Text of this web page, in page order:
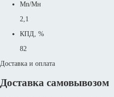
Mn/Mн
2,1
КПД, %
82
Доставка и оплата
Доставка самовывозом